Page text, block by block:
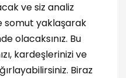
ve siz analiz
somut yaklaşarak
olacaksınız. Bu
kardeşlerinizi ve
Biraz